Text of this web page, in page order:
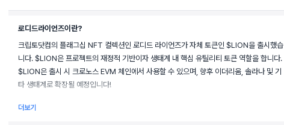
로디드라이언즈이란?
크립토닷컴의 플래그십 NFT 컬렉션인 로디드 라이언즈가 자체 토큰인 $LION을 출시했습
니다. $LION은 프로젝트의 재정적 기반이자 생태계 내 핵심 유틸리티 토큰 역할을 합니다.
$LION은 출시 시 크로노스 EVM 체인에서 사용할 수 있으며, 향후 이더리움, 솔라나 및 기
타 생태계로 확장될 예정입니다!
더보기